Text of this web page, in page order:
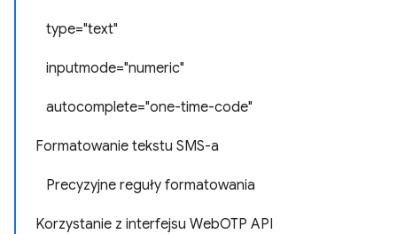
type="text"
inputmode="numeric"
autocomplete="one-time-code"
Formatowanie tekstu SMS-a
Precyzyjne reguły formatowania
Korzystanie z interfejsu WebOTP API